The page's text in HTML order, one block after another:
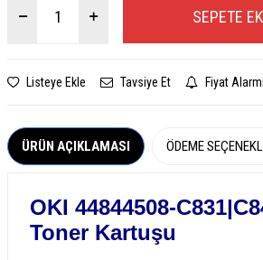
SEPETE
Listeye Ekle Tavsiye Et Fiyat Alarmı
ÜRÜN AÇIKLAMASI ÖDEME
OKI 44844508-
Toner Kartuşu